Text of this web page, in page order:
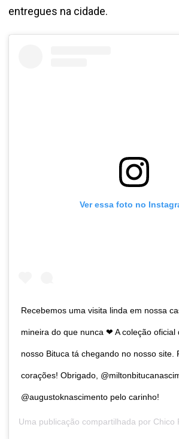
entregues na cidade.
Ver essa foto no
Recebemos uma visita linda em nossa
mineira do que nunca ❤ A coleção oficial
nosso Bituca tá chegando no nosso site.
corações! Obrigado,
@augustoknascimento pelo carinho!
Uma publicação compartilhada por Chico